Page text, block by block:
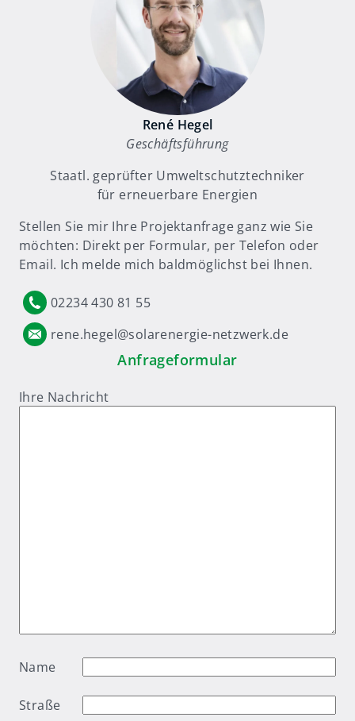
René Hegel
Geschäftsführung
Staatl. geprüfter Umweltschutztechniker
für erneuerbare Energien
Stellen Sie mir Ihre Projektanfrage ganz wie Sie
möchten: Direkt per Formular, per Telefon oder
Email. Ich melde mich baldmöglichst bei Ihnen.
02234 430 81 55
rene.hegel@solarenergie-netzwerk.de
Anfrageformular
Ihre Nachricht
Name
Straße